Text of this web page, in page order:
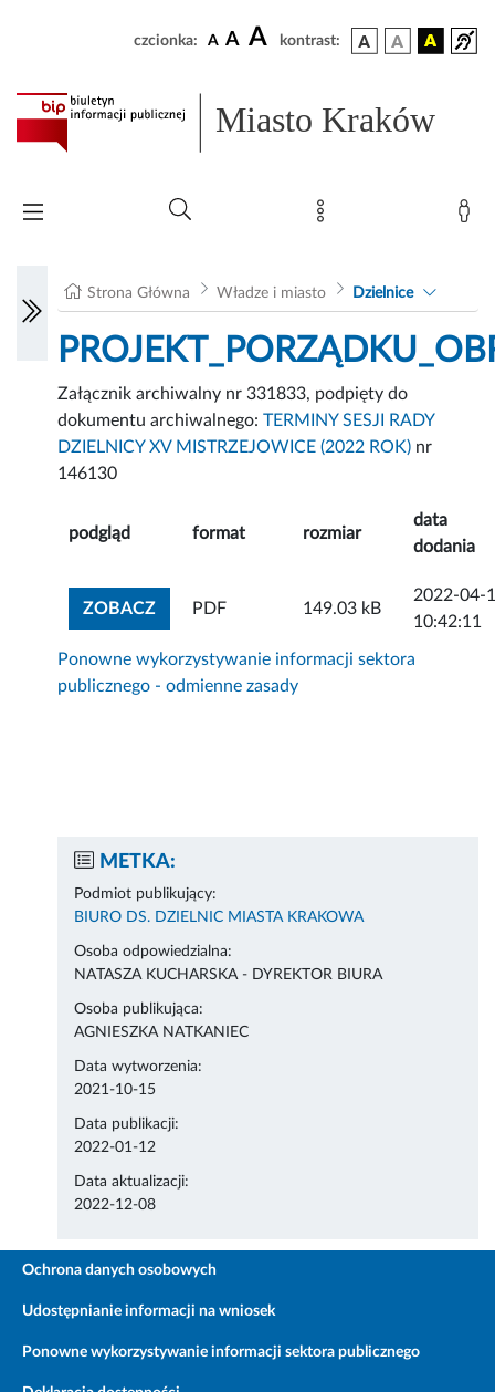
czcionka: A A A kontrast:
Miasto Kraków
Strona Główna Władze i miasto Dzielnice
Załącznik archiwalny nr 331833, podpięty do
dokumentu archiwalnego:TERMINY SESJI RADY
DZIELNICY XV MISTRZEJOWICE (2022 ROK) nr
146130
podgląd format rozmiar
data
dodania
ZOBACZZOBACZ ZAŁĄCZNIK
PDF 149.03 kB
2022-04-
10:42:11
Ponowne wykorzystywanie informacji sektora
publicznego - odmienne zasady
METKA:
Podmiot publikujący:
BIURO DS. DZIELNIC MIASTA KRAKOWA
Osoba odpowiedzialna:
NATASZA KUCHARSKA - DYREKTOR BIURA
Osoba publikująca:
AGNIESZKA NATKANIEC
Data wytworzenia:
2021-10-15
Data publikacji:
2022-01-12
Data aktualizacji:
2022-12-08
Ochrona danych osobowych
Udostępnianie informacji na wniosek
Ponowne wykorzystywanie informacji sektora publicznego